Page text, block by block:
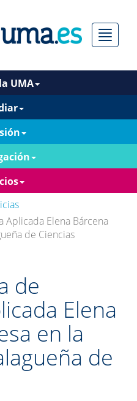
Menú
UMA
Aplicada Elena Bárcena
de Ciencias
de
Elena
en la
de